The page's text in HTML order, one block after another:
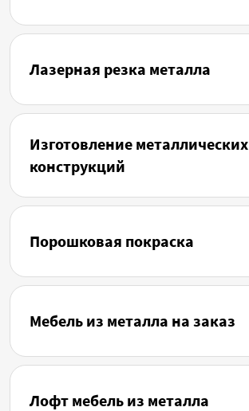
Лазерная резка металла
Изготовление металлических
конструкций
Порошковая покраска
Мебель из металла на заказ
Лофт мебель из металла